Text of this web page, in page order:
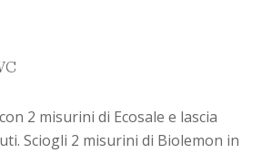
2 misurini di Ecosale e lascia
Sciogli 2 misurini di Biolemon in